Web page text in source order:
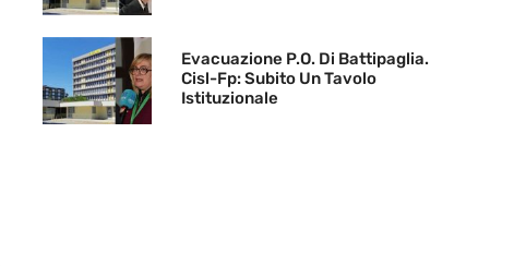
Evacuazione P.O. Di Battipaglia.
Cisl-Fp: Subito Un Tavolo
Istituzionale